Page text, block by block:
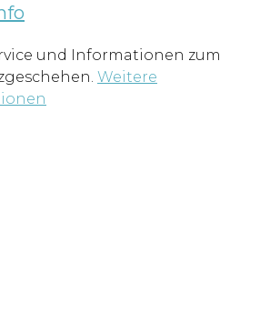
und Informationen zum
Weitere